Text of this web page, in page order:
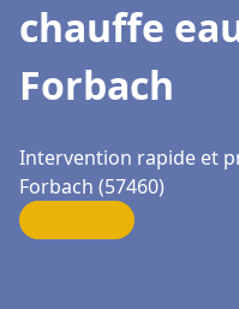
chauffe
Forbach
Intervention rapide et
Forbach (57460)